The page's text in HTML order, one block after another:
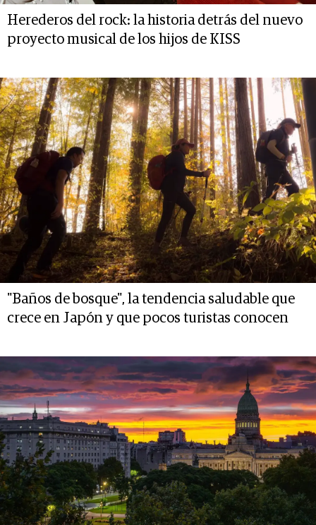
Herederos del rock: la historia detrás del nuevo
proyecto musical de los hijos de KISS
"Baños de bosque", la tendencia saludable que
crece en Japón y que pocos turistas conocen